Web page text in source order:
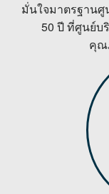
มั่นใจมาตรฐานศู
50 ปี ที่ศูนย์บ
คุณ